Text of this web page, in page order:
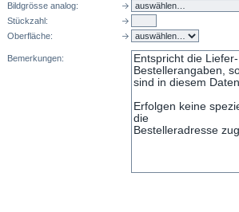
Bildgrösse analog:
Stückzahl:
Oberfläche:
Bemerkungen: